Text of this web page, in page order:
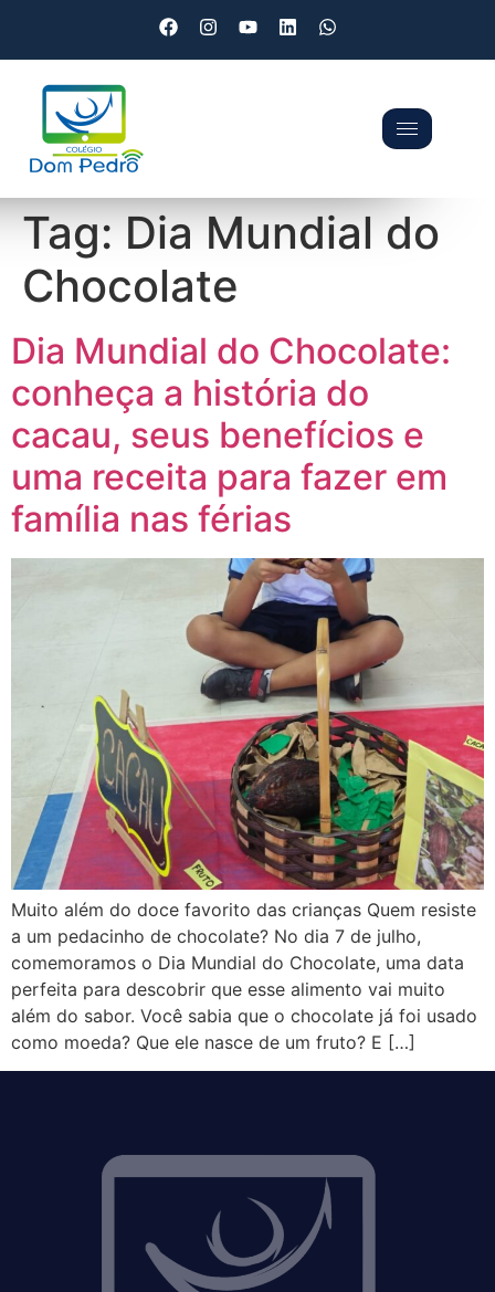
Tag:Dia Mundial do
Chocolate
Dia Mundial do Chocolate:
conheça a história do
cacau, seus benefícios e
uma receita para fazer em
família nas férias
Muito além do doce favorito das crianças Quem resiste
a um pedacinho de chocolate? No dia 7 de julho,
comemoramos o Dia Mundial do Chocolate, uma data
perfeita para descobrir que esse alimento vai muito
além do sabor. Você sabia que o chocolate já foi usado
como moeda? Que ele nasce de um fruto? E […]